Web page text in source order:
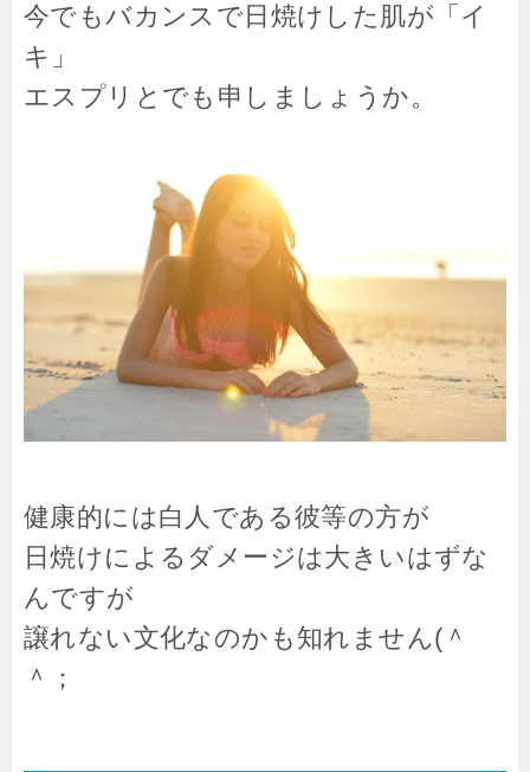
今でもバカンスで日焼けした肌が「イ
キ」
エスプリとでも申しましょうか。
健康的には白人である彼等の方が
日焼けによるダメージは大きいはずな
んですが
譲れない文化なのかも知れません(＾
＾；